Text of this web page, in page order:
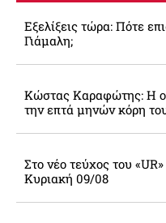
Εξελίξεις τώρα: Πότε
Γιάμαλη;
Κώστας Καραφώτης: Η
την επτά μηνών κόρη
Στο νέο τεύχος του
Κυριακή 09/08